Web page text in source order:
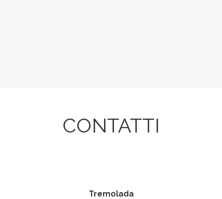
CONTATTI
Tremolada